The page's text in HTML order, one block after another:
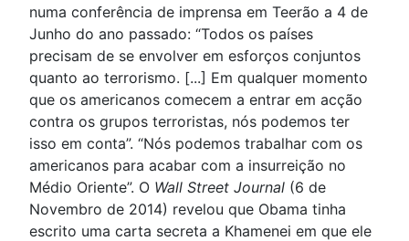
numa conferência de imprensa em Teerão a 4 de
Junho do ano passado: “Todos os países
precisam de se envolver em esforços conjuntos
quanto ao terrorismo. [...] Em qualquer momento
que os americanos comecem a entrar em acção
contra os grupos terroristas, nós podemos ter
isso em conta”. “Nós podemos trabalhar com os
americanos para acabar com a insurreição no
Médio Oriente”. O Wall Street Journal (6 de
Novembro de 2014) revelou que Obama tinha
escrito uma carta secreta a Khamenei em que ele